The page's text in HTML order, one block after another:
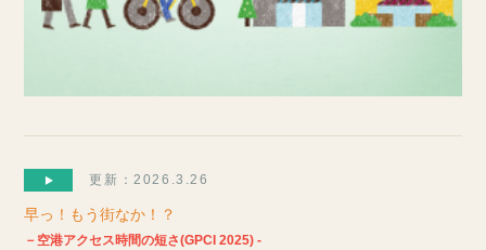
更新：2026.3.26
早っ！もう街なか！？
－空港アクセス時間の短さ(GPCI 2025) -